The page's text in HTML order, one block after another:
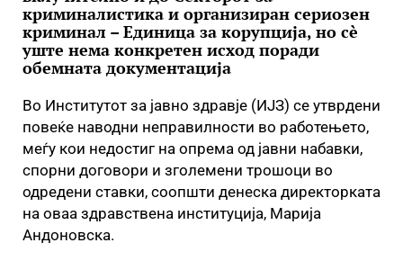
криминалистика и организиран сериозен
криминал – Единица за корупција, но сè
уште нема конкретен исход поради
обемната документација
Во Институтот за јавно здравје (ИЈЗ) се утврдени
повеќе наводни неправилности во работењето,
меѓу кои недостиг на опрема од јавни набавки,
спорни договори и зголемени трошоци во
одредени ставки, соопшти денеска директорката
на оваа здравствена институција, Марија
Андоновска.